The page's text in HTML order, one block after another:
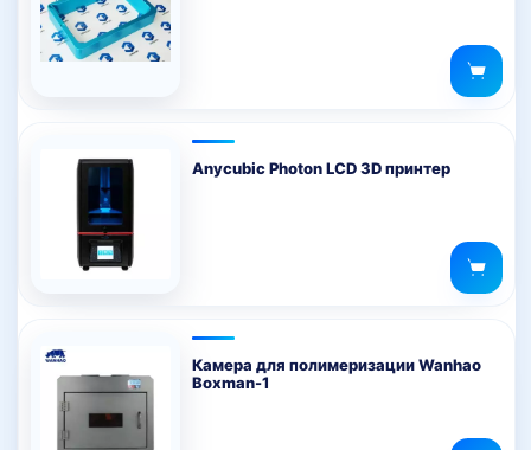
Anycubic Photon LCD 3D принтер
Камера для полимеризации Wanhao
Boxman-1